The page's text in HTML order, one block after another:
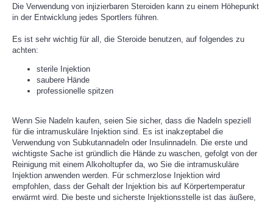
Die Verwendung von injizierbaren Steroiden kann zu einem Höhepunkt
in der Entwicklung jedes Sportlers führen.
Es ist sehr wichtig für all, die Steroide benutzen, auf folgendes zu
achten:
sterile Injektion
saubere Hände
professionelle spitzen
Wenn Sie Nadeln kaufen, seien Sie sicher, dass die Nadeln speziell
für die intramuskuläre Injektion sind. Es ist inakzeptabel die
Verwendung von Subkutannadeln oder Insulinnadeln. Die erste und
wichtigste Sache ist gründlich die Hände zu waschen, gefolgt von der
Reinigung mit einem Alkoholtupfer da, wo Sie die intramuskuläre
Injektion anwenden werden. Für schmerzlose Injektion wird
empfohlen, dass der Gehalt der Injektion bis auf Körpertemperatur
erwärmt wird. Die beste und sicherste Injektionsstelle ist das äußere,